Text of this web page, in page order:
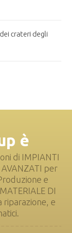
crateri degli
è
di IMPIANTI
AVANZATI per
e
DI
riparazione, e